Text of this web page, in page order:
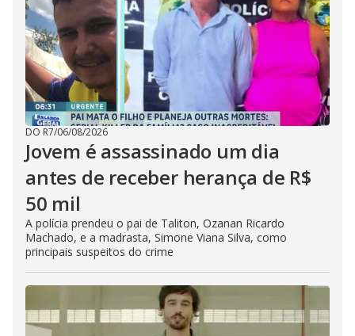
DO R7/06/08/2026
Jovem é assassinado um dia
antes de receber herança de R$
50 mil
A polícia prendeu o pai de Taliton, Ozanan Ricardo
Machado, e a madrasta, Simone Viana Silva, como
principais suspeitos do crime